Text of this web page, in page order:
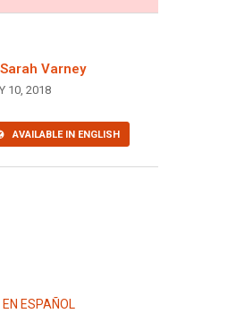
Sarah Varney
10, 2018
AVAILABLE IN ENGLISH
ESPAÑOL